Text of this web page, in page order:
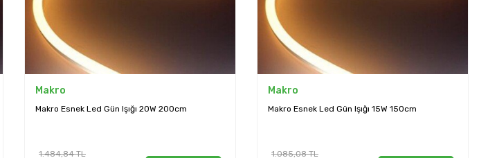
Makro
Makro Esnek Led Gün Işığı 20W 200cm
1.484,84TL
Makro
Makro Esnek Led Gün Işığı 15W 150cm
1.085,08TL